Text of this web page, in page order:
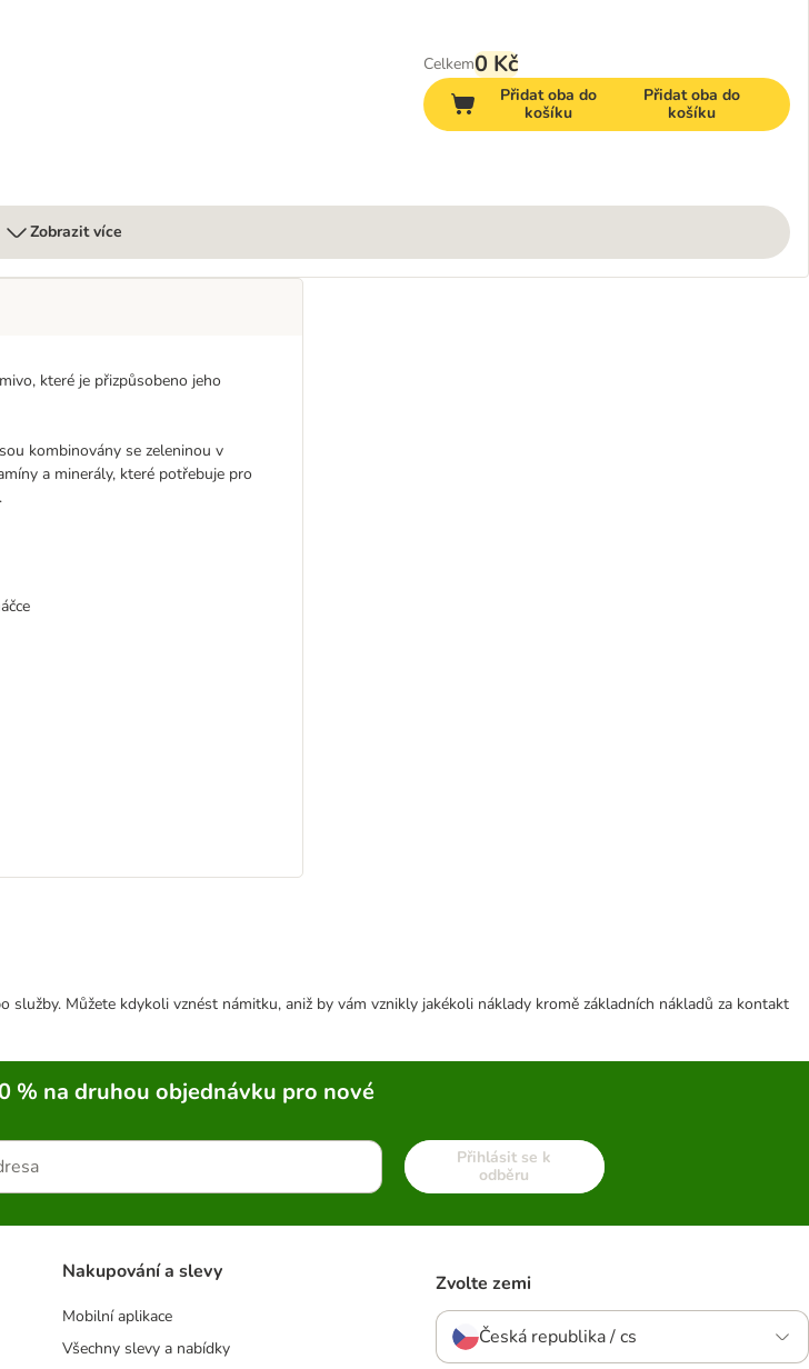
Celkem0 Kč
Přidat oba do
košíku
Přidat oba do
košíku
Zobrazit více
které je přizpůsobeno jeho
kombinovány se zeleninou v
a minerály, které potřebuje pro
Můžete kdykoli vznést námitku, aniž by vám vznikly jakékoli náklady kromě základních nákladů za kontakt
% na druhou objednávku pro nové
Přihlásit se k
odběru
Nakupování a slevy
Mobilní aplikace
Všechny slevy a nabídky
Zvolte zemi
Česká republika / cs